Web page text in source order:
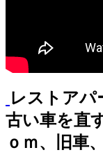
レストアパ
古い車を直
ｏｍ、旧車